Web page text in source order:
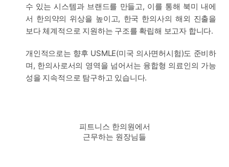
수 있는 시스템과 브랜드를 만들고, 이를 통해 북미 내에
서 한의약의 위상을 높이고, 한국 한의사의 해외 진출을
보다 체계적으로 지원하는 구조를 확립해 보고자 합니다.
개인적으로는 향후 USMLE(미국 의사면허시험)도 준비하
며, 한의사로서의 영역을 넘어서는 융합형 의료인의 가능
성을 지속적으로 탐구하고 있습니다.
피트니스 한의원에서
근무하는 원장님들